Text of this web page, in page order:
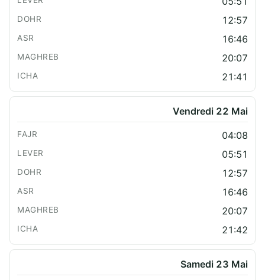
12:57
16:46
20:07
21:41
Vendredi 22 Mai
04:08
05:51
12:57
16:46
20:07
21:42
Samedi 23 Mai